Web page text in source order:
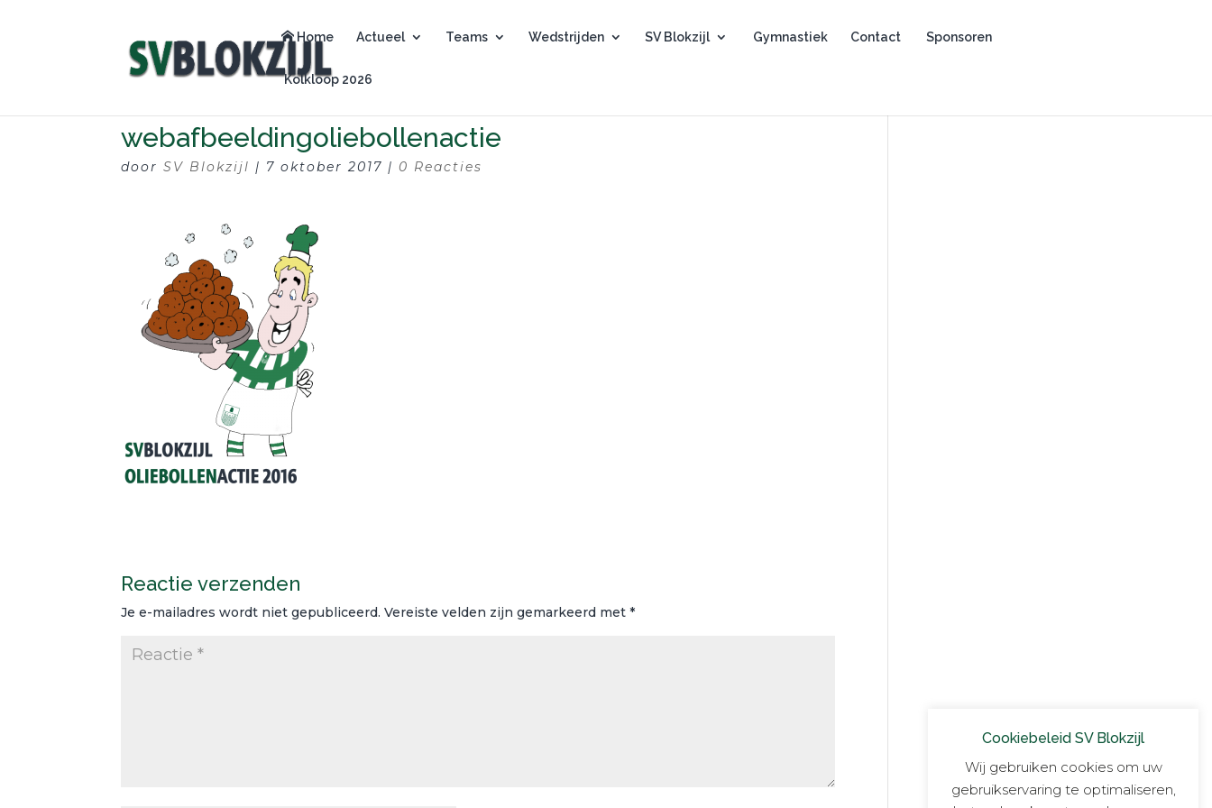
Home Actueel Teams Wedstrijden SV Blokzijl Gymnastiek Contact Sponsoren
Kolkloop 2026
webafbeeldingoliebollenactie
doorSV Blokzijl | 7 oktober 2017 | 0 Reacties
Reactie verzenden
Je e-mailadres wordt niet gepubliceerd. Vereiste velden zijn gemarkeerd met*
Cookiebeleid SV Blokzijl
Wij gebruiken cookies om uw
gebruikservaring te optimaliseren,